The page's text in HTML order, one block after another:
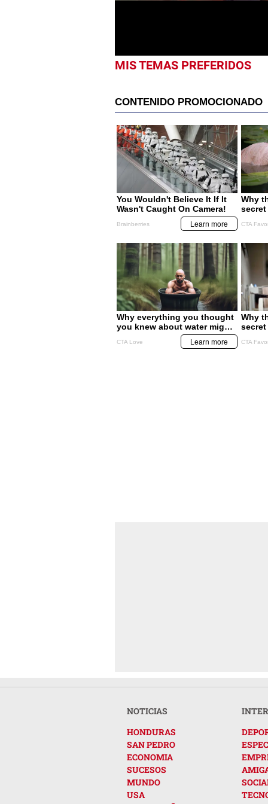
MIS TEMAS PREFERIDOS
NOTICIAS
HONDURAS
SAN PEDRO
ECONOMIA
SUCESOS
MUNDO
USA